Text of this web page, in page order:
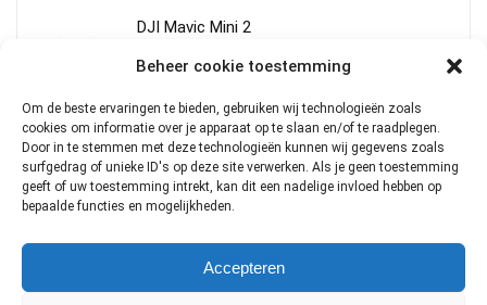
Beheer cookie toestemming
Om de beste ervaringen te bieden, gebruiken wij technologieën zoals
cookies om informatie over je apparaat op te slaan en/of te raadplegen.
Door in te stemmen met deze technologieën kunnen wij gegevens zoals
surfgedrag of unieke ID's op deze site verwerken. Als je geen toestemming
geeft of uw toestemming intrekt, kan dit een nadelige invloed hebben op
bepaalde functies en mogelijkheden.
Accepteren
DJI Mavic Mini 2
€ 119.00
DJI Mavic 2 PRO
€1,399.00
Oorspronkelijke